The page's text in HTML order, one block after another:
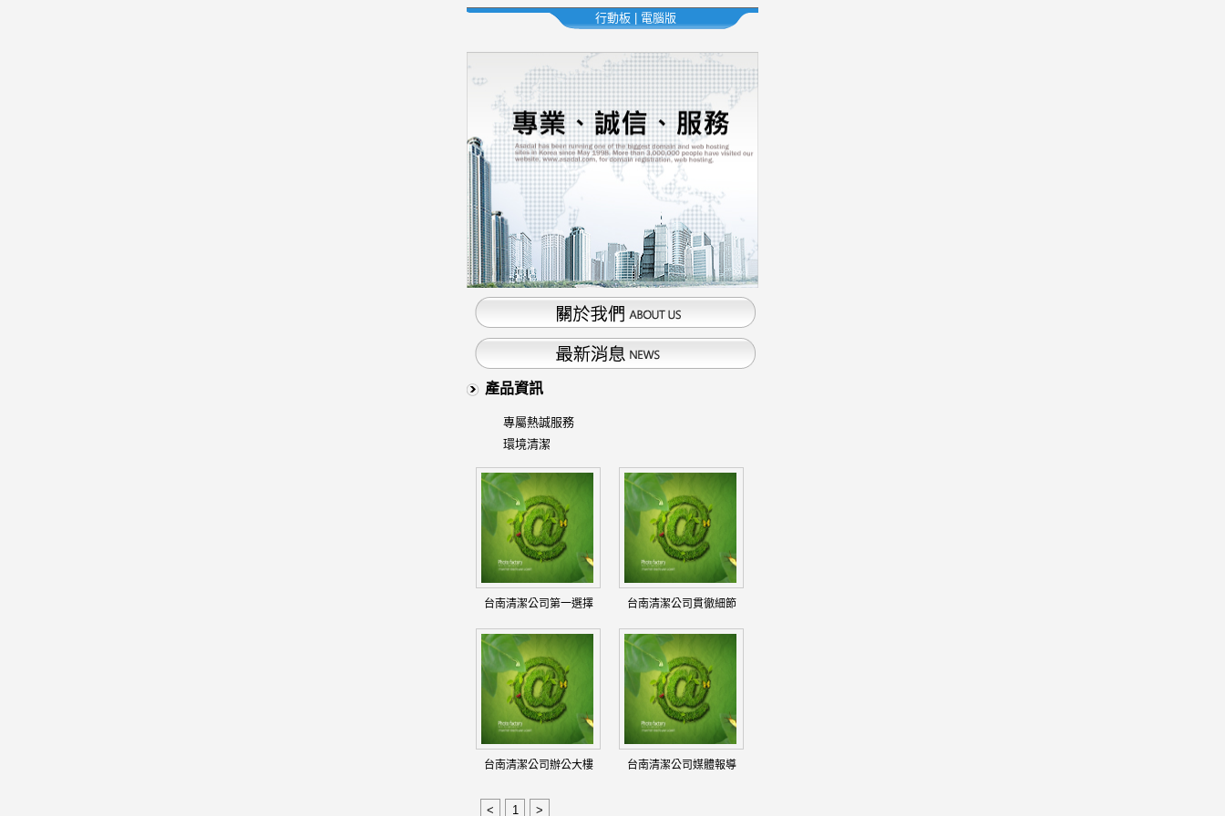
行動板| 電腦版
產品資訊
專屬熱誠服務
環境清潔
台南清潔公司第一選擇 台南清潔公司貫徹細節
台南清潔公司辦公大樓 台南清潔公司媒體報導
< 1 >